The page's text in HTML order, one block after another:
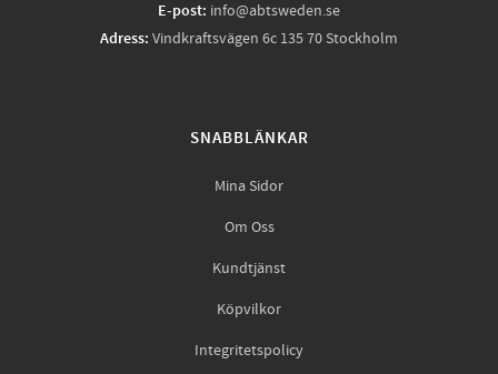
E-post: info@abtsweden.se
Adress: Vindkraftsvägen 6c 135 70 Stockholm
SNABBLÄNKAR
Mina Sidor
Om Oss
Kundtjänst
Köpvilkor
Integritetspolicy